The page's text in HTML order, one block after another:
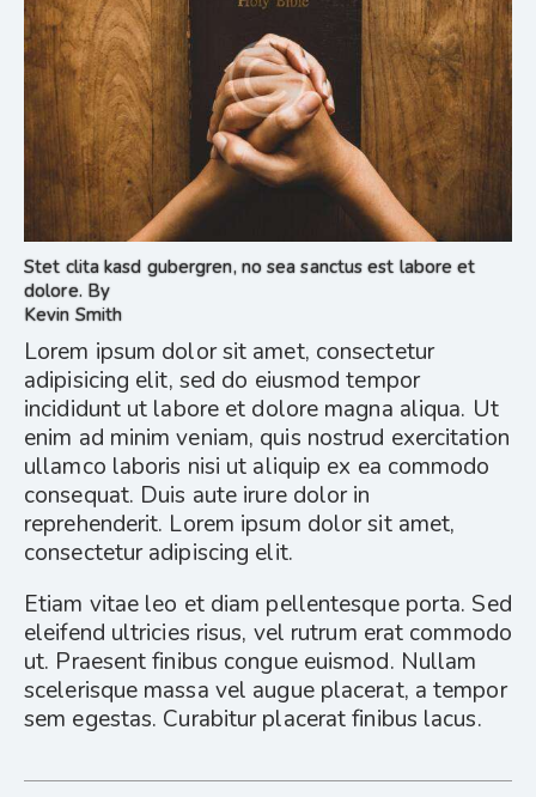
Stet clita kasd gubergren, no sea sanctus est labore et
dolore. By
Kevin Smith
Lorem ipsum dolor sit amet, consectetur
adipisicing elit, sed do eiusmod tempor
incididunt ut labore et dolore magna aliqua. Ut
enim ad minim veniam, quis nostrud exercitation
ullamco laboris nisi ut aliquip ex ea commodo
consequat. Duis aute irure dolor in
reprehenderit. Lorem ipsum dolor sit amet,
consectetur adipiscing elit.
Etiam vitae leo et diam pellentesque porta. Sed
eleifend ultricies risus, vel rutrum erat commodo
ut. Praesent finibus congue euismod. Nullam
scelerisque massa vel augue placerat, a tempor
sem egestas. Curabitur placerat finibus lacus.